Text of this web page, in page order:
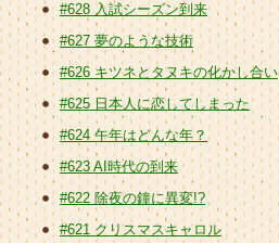
#628 入試シーズン到来
#627 夢のような技術
#626 キツネとタヌキの化かし合い
#625 日本人に恋してしまった
#624 午年はどんな年？
#623 AI時代の到来
#622 除夜の鐘に異変!?
#621 クリスマスキャロル